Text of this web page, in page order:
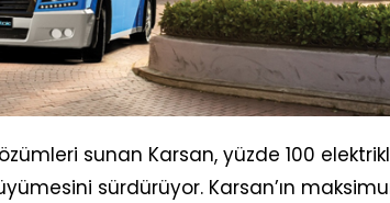
sunan Karsan, yüzde 100
sürdürüyor. Karsan’ın